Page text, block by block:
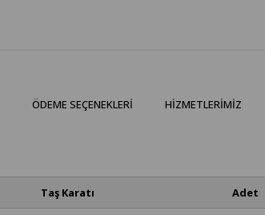
ÖDEME SEÇENEKLERI HIZMETLERIMIZ
Taş Karatı Adet